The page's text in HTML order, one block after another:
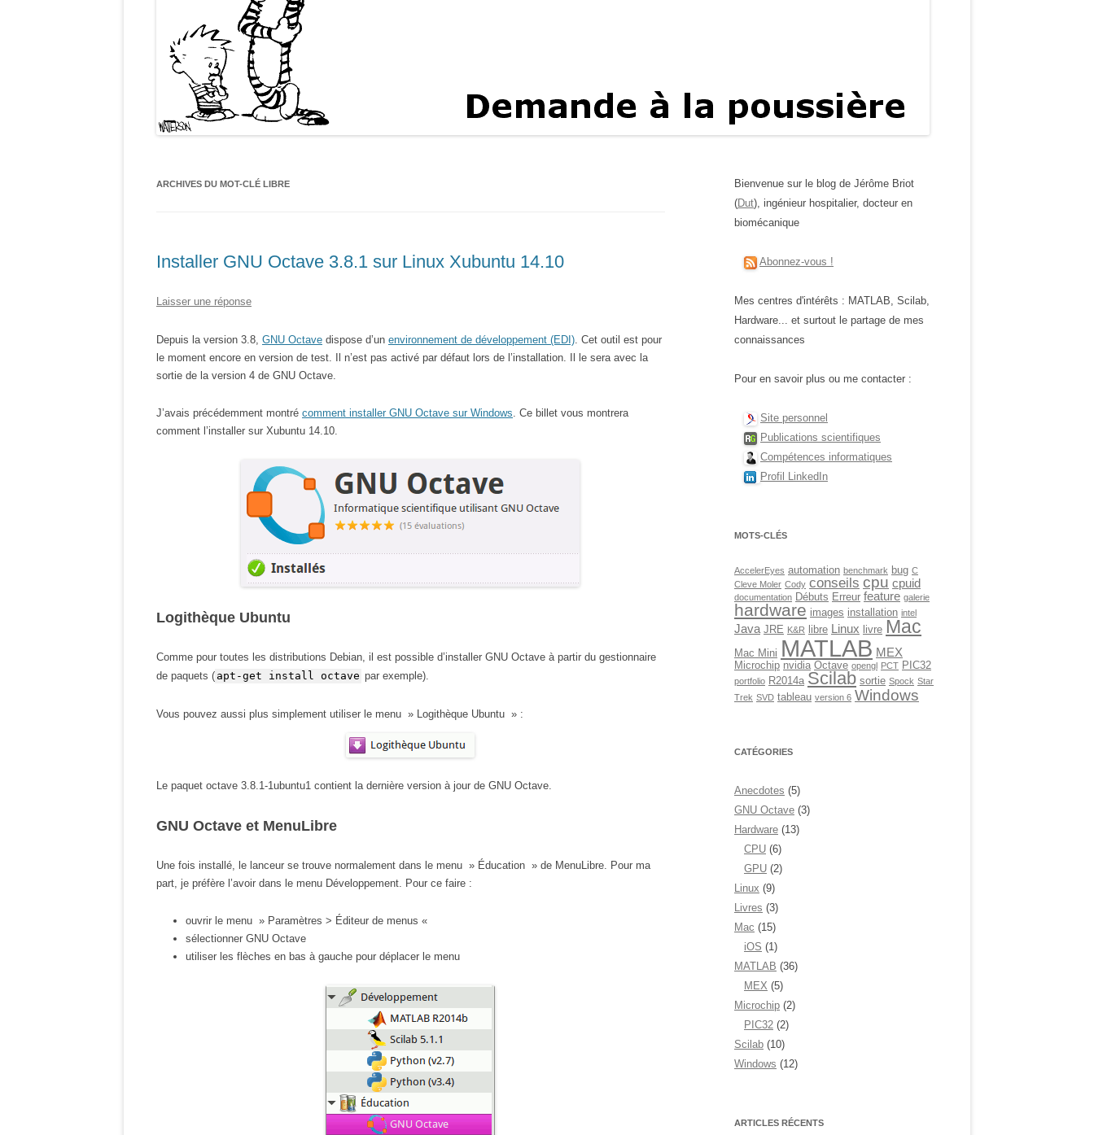
ARCHIVES DU MOT-CLÉ LIBRE
Installer GNU Octave 3.8.1 sur Linux Xubuntu 14.10
Laisser une réponse
Depuis la version 3.8, GNU Octave dispose d’un environnement de développement (EDI). Cet outil est pour
le moment encore en version de test. Il n’est pas activé par défaut lors de l’installation. Il le sera avec la
sortie de la version 4 de GNU Octave.
J’avais précédemment montré comment installer GNU Octave sur Windows. Ce billet vous montrera
comment l’installer sur Xubuntu 14.10.
Logithèque Ubuntu
Comme pour toutes les distributions Debian, il est possible d’installer GNU Octave à partir du gestionnaire
de paquets ( apt-get install octave par exemple).
Vous pouvez aussi plus simplement utiliser le menu » Logithèque Ubuntu » :
Le paquet octave 3.8.1-1ubuntu1 contient la dernière version à jour de GNU Octave.
GNU Octave et MenuLibre
Une fois installé, le lanceur se trouve normalement dans le menu » Éducation » de MenuLibre. Pour ma
part, je préfère l’avoir dans le menu Développement. Pour ce faire :
ouvrir le menu » Paramètres > Éditeur de menus «
sélectionner GNU Octave
utiliser les flèches en bas à gauche pour déplacer le menu
Bienvenue sur le blog de Jérôme Briot
(Dut), ingénieur hospitalier, docteur en
biomécanique
Abonnez-vous !
Mes centres d'intérêts : MATLAB, Scilab,
Hardware... et surtout le partage de mes
connaissances
Pour en savoir plus ou me contacter :
Site personnel
Publications scientifiques
Compétences informatiques
Profil LinkedIn
MOTS-CLÉS
AccelerEyes automation benchmark bug C
Cleve Moler Cody conseils cpu cpuid
documentation Débuts Erreur feature galerie
hardware images installation intel
Java JRE K&R libre Linux livre Mac
Mac Mini MATLAB MEX
Microchip nvidia Octave opengl PCT PIC32
portfolio R2014a Scilab sortie Spock Star
Trek SVD tableau version 6 Windows
CATÉGORIES
Anecdotes (5)
GNU Octave (3)
Hardware (13)
CPU (6)
GPU (2)
Linux (9)
Livres (3)
Mac (15)
iOS (1)
MATLAB (36)
MEX (5)
Microchip (2)
PIC32 (2)
Scilab (10)
Windows (12)
ARTICLES RÉCENTS